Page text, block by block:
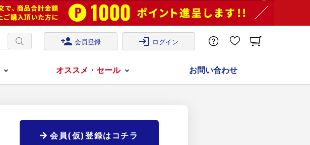
person_add 会員登録 login ログイン
オススメ・セール お問い合わせ
会員(仮)登録はコチラ